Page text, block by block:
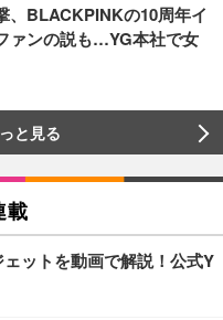
、BLACKPINKの10周年イ
ァンの説も…YG本社で女
と見る
載
ェットを動画で解説！公式Y